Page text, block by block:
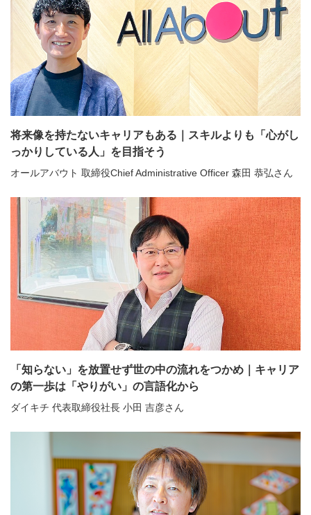
将来像を持たないキャリアもある｜スキルよりも「心がし
っかりしている人」を目指そう
オールアバウト 取締役Chief Administrative Officer 森田 恭弘さん
「知らない」を放置せず世の中の流れをつかめ｜キャリア
の第一歩は「やりがい」の言語化から
ダイキチ 代表取締役社長 小田 吉彦さん